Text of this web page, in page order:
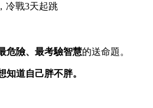
冷戰3天起跳
危險、最考驗智慧的送命題。
知道自己胖不胖。